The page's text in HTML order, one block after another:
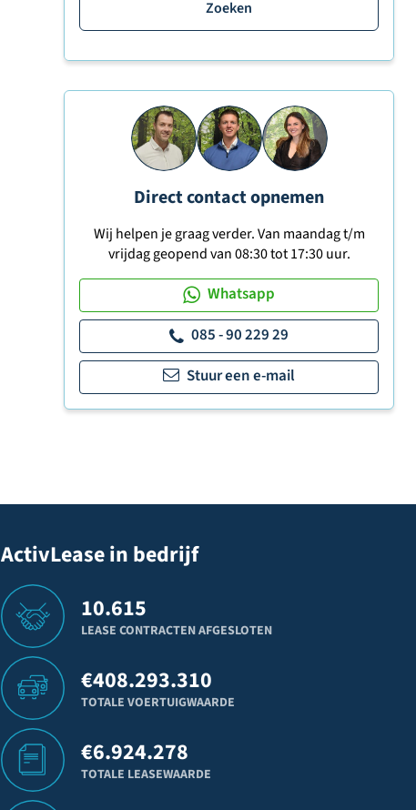
Zoeken
Direct contact opnemen
Wij helpen je graag verder. Van maandag t/m
vrijdag geopend van 08:30 tot 17:30 uur.
Whatsapp
085 - 90 229 29
Stuur een e-mail
ActivLease in bedrijf
10.615
LEASE CONTRACTEN AFGESLOTEN
€408.293.310
TOTALE VOERTUIGWAARDE
€6.924.278
TOTALE LEASEWAARDE